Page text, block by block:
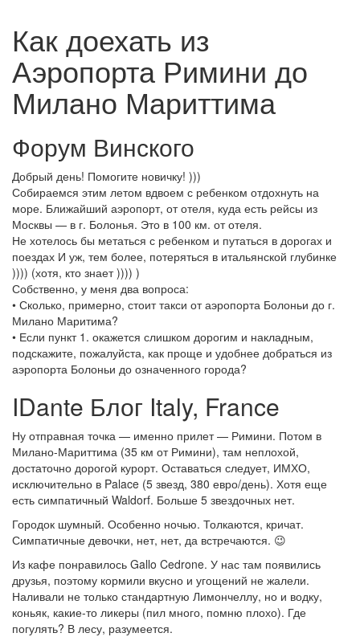
Как доехать из
Аэропорта Римини до
Милано Мариттима
Форум Винского
Добрый день! Помогите новичку! )))
Собираемся этим летом вдвоем с ребенком отдохнуть на
море. Ближайший аэропорт, от отеля, куда есть рейсы из
Москвы — в г. Болонья. Это в 100 км. от отеля.
Не хотелось бы метаться с ребенком и путаться в дорогах и
поездах И уж, тем более, потеряться в итальянской глубинке
)))) (хотя, кто знает )))) )
Собственно, у меня два вопроса:
• Сколько, примерно, стоит такси от аэропорта Болоньи до г.
Милано Маритима?
• Если пункт 1. окажется слишком дорогим и накладным,
подскажите, пожалуйста, как проще и удобнее добраться из
аэропорта Болоньи до означенного города?
IDante Блог Italy, France
Ну отправная точка — именно прилет — Римини. Потом в
Милано-Мариттима (35 км от Римини), там неплохой,
достаточно дорогой курорт. Оставаться следует, ИМХО,
исключительно в Palace (5 звезд, 380 евро/день). Хотя еще
есть симпатичный Waldorf. Больше 5 звездочных нет.
Городок шумный. Особенно ночью. Толкаются, кричат.
Симпатичные девочки, нет, нет, да встречаются. 😉
Из кафе понравилось Gallo Cedrone. У нас там появились
друзья, поэтому кормили вкусно и угощений не жалели.
Наливали не только стандартную Лимончеллу, но и водку,
коньяк, какие-то ликеры (пил много, помню плохо). Где
погулять? В лесу, разумеется.